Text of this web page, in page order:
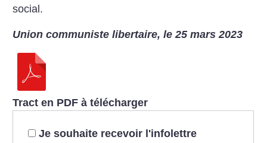
social.
Union communiste libertaire, le 25 mars 2023
Tract en PDF à télécharger
Je souhaite recevoir l'infolettre